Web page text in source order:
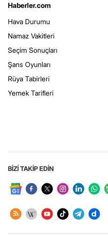
Haberler.com
Hava Durumu
Namaz Vakitleri
Seçim Sonuçları
Şans Oyunları
Rüya Tabirleri
Yemek Tarifleri
BİZİ TAKİP EDİN